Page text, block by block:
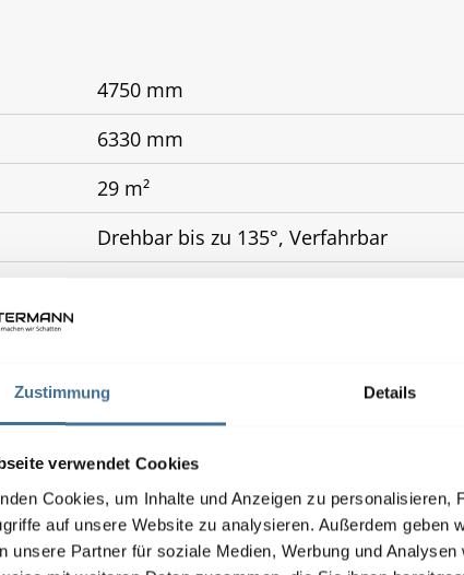
Zustimmung Details
verwendet Cookies
Cookies, um Inhalte und Anzeigen zu personalisieren,
auf unsere Website zu analysieren. Außerdem geben
unsere Partner für soziale Medien, Werbung und
4750 mm
6330 mm
29 m²
Drehbar bis zu 135°, Verfahrbar
Pulverbeschichtet gem. WAREMA
Aufgesetzt, Integriert